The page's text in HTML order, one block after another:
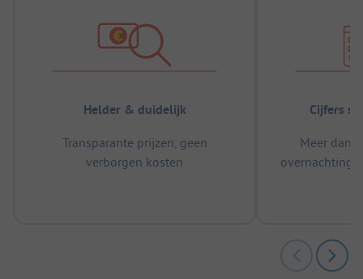
Helder & duidelijk
Transparante prijzen, geen
verborgen kosten
Cijfers
Meer dan